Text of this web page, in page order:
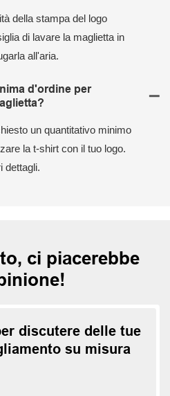
della stampa del logo
di lavare la maglietta in
all'aria.
d'ordine per
un quantitativo minimo
la t-shirt con il tuo logo.
dettagli.
ci piacerebbe
discutere delle tue
su misura